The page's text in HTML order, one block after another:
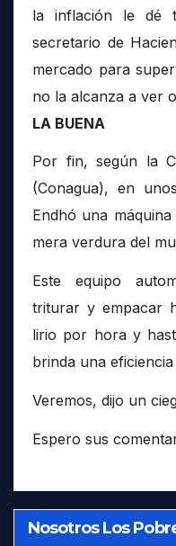
la inflación le dé
secretario de
mercado para
no la alcanza a ver
LA BUENA
Por fin, según la
(Conagua), en
Endhó una
mera verdura del
Este equipo
triturar y empacar
lirio por hora y
brinda una
Veremos, dijo un
Espero sus
Nosotros Los